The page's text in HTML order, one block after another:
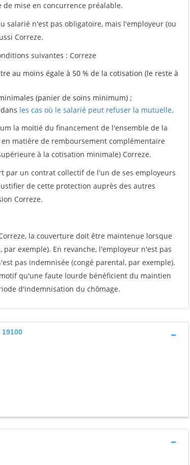
mise en concurrence préalable.
salarié n'est pas obligatoire, mais l'employeur (ou
Correze.
suivantes : Correze
au moins égale à 50 % de la cotisation (le reste à
(panier de soins minimum) ;
les cas où le salarié peut refuser la mutuelle.
la moitié du financement de l'ensemble de la
matière de remboursement complémentaire
à la cotisation minimale) Correze.
par un contrat collectif de l'un de ses employeurs
de cette protection auprès des autres
Correze.
la couverture doit être maintenue lorsque
exemple). En revanche, l'employeur n'est pas
pas indemnisée (congé parental, par exemple).
qu'une faute lourde bénéficient du maintien
d'indemnisation du chômage.